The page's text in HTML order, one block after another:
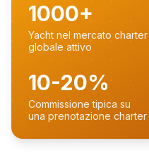
1000+
Yacht nel mercato charter
globale attivo
10-20%
Commissione tipica su
una prenotazione charter